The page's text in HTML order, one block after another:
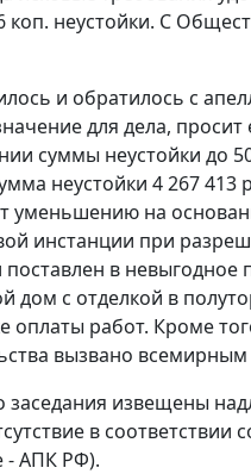
коп. неустойки. С
и обратилось с
для дела,
суммы неустойки до
неустойки 4 267
уменьшению на
инстанции при
в
дом с отделкой в
работ. Кроме
вызвано
извещены
в соответствии
- АПК РФ).